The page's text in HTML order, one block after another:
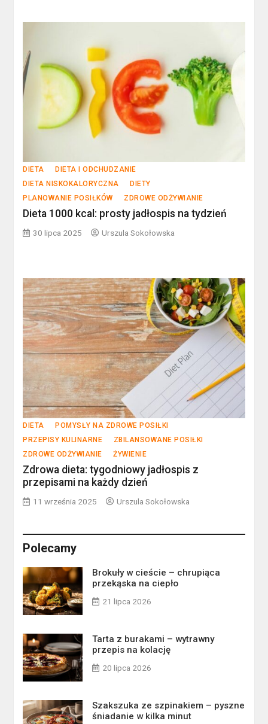
DIETA
DIETA I ODCHUDZANIE
DIETA NISKOKALORYCZNA
DIETY
PLANOWANIE POSIŁKÓW
ZDROWE ODŻYWIANIE
Dieta 1000 kcal: prosty jadłospis na tydzień
30 lipca 2025 Urszula Sokołowska
DIETA
POMYSŁY NA ZDROWE POSIŁKI
PRZEPISY KULINARNE
ZBILANSOWANE POSIŁKI
ZDROWE ODŻYWIANIE
ŻYWIENIE
Zdrowa dieta: tygodniowy jadłospis z
przepisami na każdy dzień
11 września 2025 Urszula Sokołowska
Polecamy
Brokuły w cieście – chrupiąca
przekąska na ciepło
21 lipca 2026
Tarta z burakami – wytrawny
przepis na kolację
20 lipca 2026
Szakszuka ze szpinakiem – pyszne
śniadanie w kilka minut